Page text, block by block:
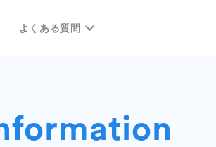
よくある質問